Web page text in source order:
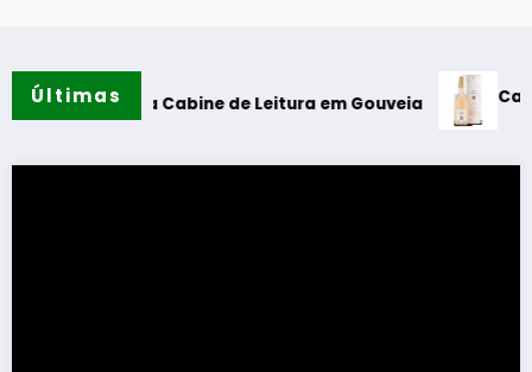
Últimas
da Cabine de Leitura em Gouveia Casa de